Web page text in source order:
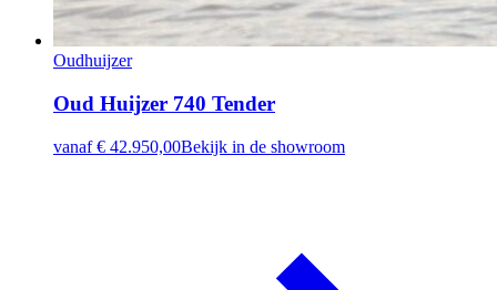
Oudhuijzer
Oud Huijzer 740 Tender
vanaf € 42.950,00Bekijk in de showroom